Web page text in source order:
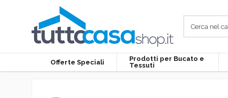
Offerte Speciali
Prodotti per Bucato e
Tessuti